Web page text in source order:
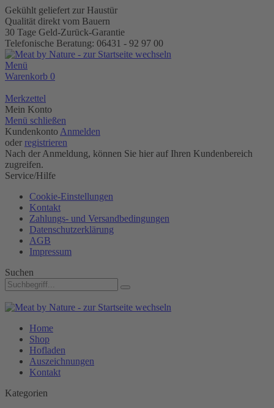
Gekühlt geliefert zur Haustür
Qualität direkt vom Bauern
30 Tage Geld-Zurück-Garantie
Telefonische Beratung: 06431 - 92 97 00
Menü
Warenkorb 0
Merkzettel
Mein Konto
Menü schließen
Kundenkonto Anmelden
oder registrieren
Nach der Anmeldung, können Sie hier auf Ihren Kundenbereich
zugreifen.
Service/Hilfe
Cookie-Einstellungen
Kontakt
Zahlungs- und Versandbedingungen
Datenschutzerklärung
AGB
Impressum
Suchen
Home
Shop
Hofladen
Auszeichnungen
Kontakt
Kategorien